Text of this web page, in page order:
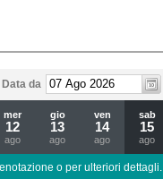
Data da
mer
12
ago
gio
13
ago
ven
14
ago
sab
15
ago
o per ulteriori dettagli.